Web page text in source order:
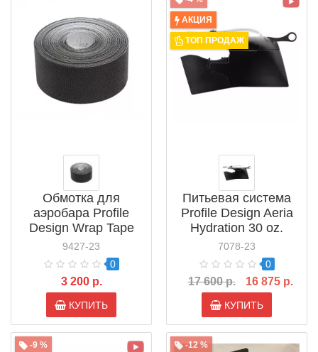
Обмотка для
аэробара Profile
Design Wrap Tape
(TACORWP1)
9427-23
0
3 200 р.
КУПИТЬ
АКЦИЯ
ТОП ПРОДАЖ
Питьевая система
Profile Design Aeria
Hydration 30 oz.
(ACARADRK1)
7078-23
0
17 600 р. 16 875 р.
КУПИТЬ
-9 % -12 %